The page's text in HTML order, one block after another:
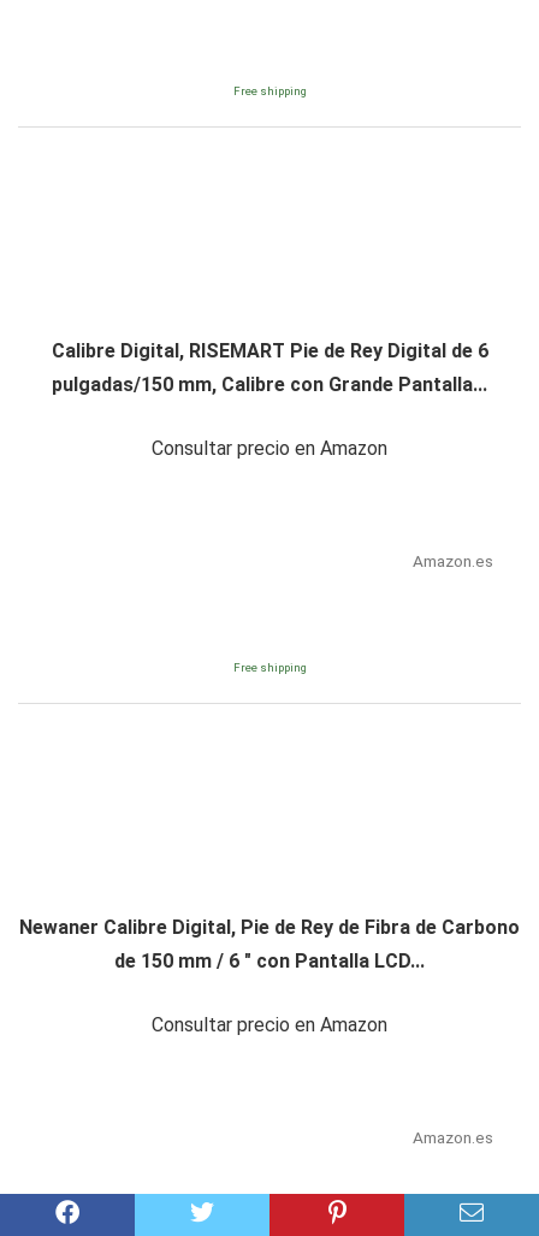
Free shipping
Calibre Digital, RISEMART Pie de Rey Digital de 6
pulgadas/150 mm, Calibre con Grande Pantalla...
Consultar precio en Amazon
Amazon.es
Free shipping
Newaner Calibre Digital, Pie de Rey de Fibra de Carbono
de 150 mm / 6 " con Pantalla LCD...
Consultar precio en Amazon
Amazon.es